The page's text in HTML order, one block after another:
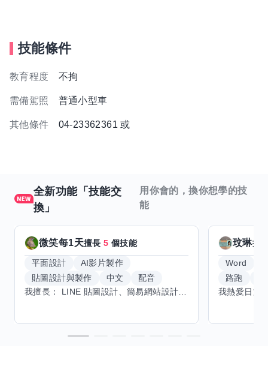
技能條件
教育程度 不拘
需備駕照 普通小型車
其他條件 04-23362361 或
全新功能「技能交
換」
用你會的，換你想學的技
能
微笑每1天擅長5 個技能
平面設計
AI影片製作
貼圖設計與製作
中文
配音
玟琳擅
Word
路跑